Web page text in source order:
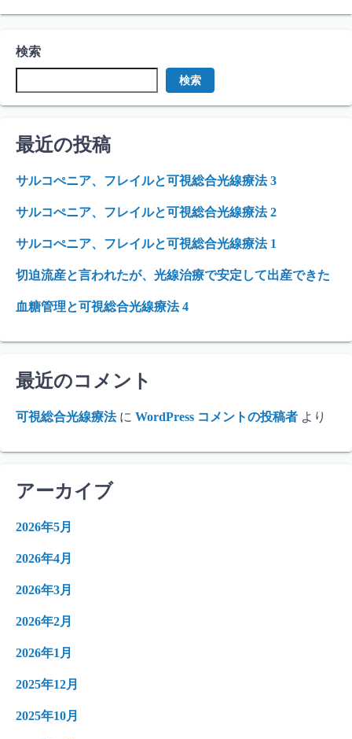
検索
検索
最近の投稿
サルコぺニア、フレイルと可視総合光線療法 3
サルコぺニア、フレイルと可視総合光線療法 2
サルコぺニア、フレイルと可視総合光線療法 1
切迫流産と言われたが、光線治療で安定して出産できた
血糖管理と可視総合光線療法 4
最近のコメント
可視総合光線療法に WordPress コメントの投稿者 より
アーカイブ
2026年5月
2026年4月
2026年3月
2026年2月
2026年1月
2025年12月
2025年10月